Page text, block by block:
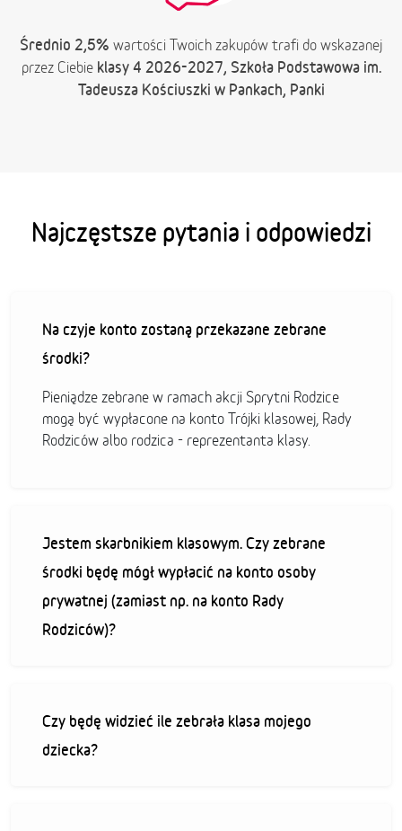
Średnio 2,5% wartości Twoich zakupów trafi do wskazanej
przez Ciebie klasy 4 2026-2027, Szkoła Podstawowa im.
Tadeusza Kościuszki w Pankach, Panki
Najczęstsze pytania i odpowiedzi
Na czyje konto zostaną przekazane zebrane
środki?
Pieniądze zebrane w ramach akcji Sprytni Rodzice
mogą być wypłacone na konto Trójki klasowej, Rady
Rodziców albo rodzica - reprezentanta klasy.
Jestem skarbnikiem klasowym. Czy zebrane
środki będę mógł wypłacić na konto osoby
prywatnej (zamiast np. na konto Rady
Rodziców)?
Czy będę widzieć ile zebrała klasa mojego
dziecka?